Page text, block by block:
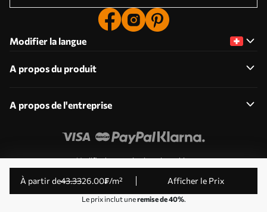
à partir de43.3326.00₣/m² Afficher le Prix
Le prix inclut uneremise de 40%.
Modifier la langue
A propos du produit
A propos de l'entreprise
Modifier les autorisations de cookies
© 2011-2026 Uwalls . Tous droits réservés. Exploité par
KLW Sp. z o.o. Numéro de TVA : PL9223057591.